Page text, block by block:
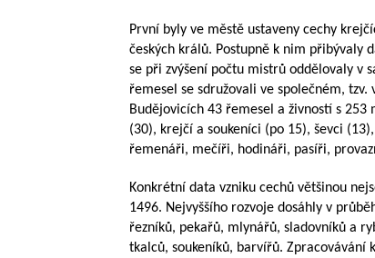
První byly ve městě ustaveny cechy
českých králů. Postupně k nim přibývaly
se při zvýšení počtu mistrů oddělovaly v
řemesel se sdružovali ve společném,
Budějovicích 43 řemesel a živností s
(30), krejčí a soukeníci (po 15), ševci
řemenáři, mečíři, hodináři, pasíři,
Konkrétní data vzniku cechů většinou
1496. Nejvyššího rozvoje dosáhly v
řezníků, pekařů, mlynářů, sladovníků a
tkalců, soukeníků, barvířů. Zpracovávání